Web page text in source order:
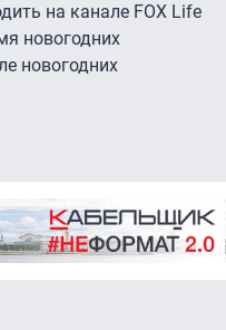
на канале FOX Life
новогодних
новогодних